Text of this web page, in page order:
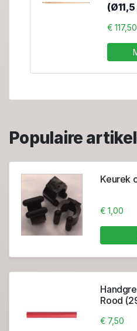
€ 117,50
Populaire
Keurek
€ 1,00
Rood
€ 7,50